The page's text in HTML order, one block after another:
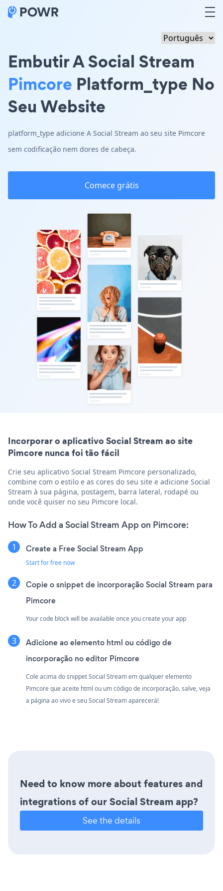
Embutir A Social Stream
Pimcore Platform_type No
Seu Website
platform_type adicione A Social Stream ao seu site Pimcore
sem codificação nem dores de cabeça.
Comece grátis
Incorporar o aplicativo Social Stream ao site
Pimcore nunca foi tão fácil
Crie seu aplicativo Social Stream Pimcore personalizado,
combine com o estilo e as cores do seu site e adicione Social
Stream à sua página, postagem, barra lateral, rodapé ou
onde você quiser no seu Pimcore local.
How To Add a Social Stream App on Pimcore:
Create a Free Social Stream App
Start for free now
Copie o snippet de incorporação Social Stream para
Pimcore
Your code block will be available once you create your app
Adicione ao elemento html ou código de
incorporação no editor Pimcore
Cole acima do snippet Social Stream em qualquer elemento
Pimcore que aceite html ou um código de incorporação. salve, veja
a página ao vivo e seu Social Stream aparecerá!
Need to know more about features and
integrations of our Social Stream app?
See the details